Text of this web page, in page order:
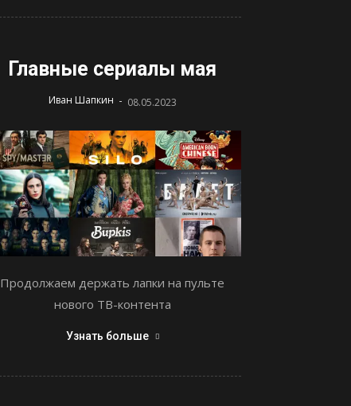
Главные сериалы мая
Иван Шапкин - 08.05.2023
Продолжаем держать лапки на пульте
нового ТВ-контента
Узнать больше